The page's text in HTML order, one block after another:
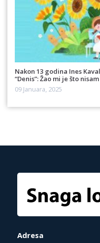
Nakon 13 godina Ines
“Denis”: Žao mi je što
09 Januara, 2025
Adresa